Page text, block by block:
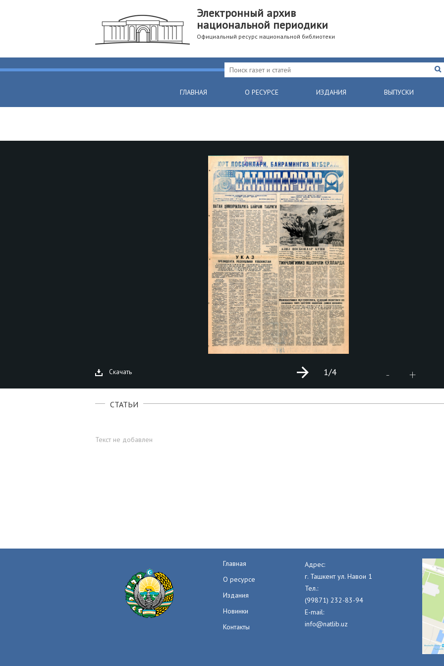
Электронный архив
национальной периодики
Официальный ресурс национальной библиотеки
ГЛАВНАЯ О РЕСУРСЕ ИЗДАНИЯ ВЫПУСКИ
Скачать - +
1/4
СТАТЬИ
Текст не добавлен
Главная
О ресурсе
Издания
Новинки
Контакты
Адрес:
г. Ташкент ул. Навои 1
Тел.:
(99871) 232-83-94
E-mail:
info@natlib.uz